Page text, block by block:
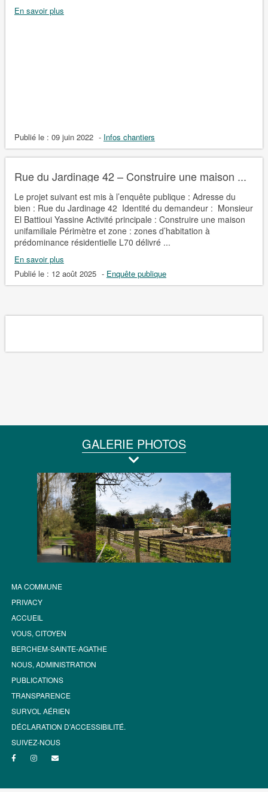
En savoir plus
Publié le : 09 juin 2022 - Infos chantiers
Rue du Jardinage 42 – Construire une maison ...
Le projet suivant est mis à l’enquête publique : Adresse du
bien : Rue du Jardinage 42 Identité du demandeur : Monsieur
El Battioui Yassine Activité principale : Construire une maison
unifamiliale Périmètre et zone : zones d’habitation à
prédominance résidentielle L70 délivré ...
En savoir plus
Publié le : 12 août 2025 - Enquête publique
GALERIE PHOTOS
MA COMMUNE
PRIVACY
ACCUEIL
VOUS, CITOYEN
BERCHEM-SAINTE-AGATHE
NOUS, ADMINISTRATION
PUBLICATIONS
TRANSPARENCE
SURVOL AÉRIEN
DÉCLARATION D’ACCESSIBILITÉ.
SUIVEZ-NOUS